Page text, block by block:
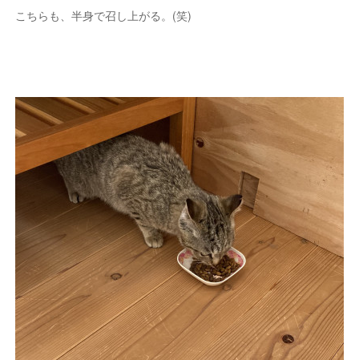
こちらも、半身で召し上がる。(笑)